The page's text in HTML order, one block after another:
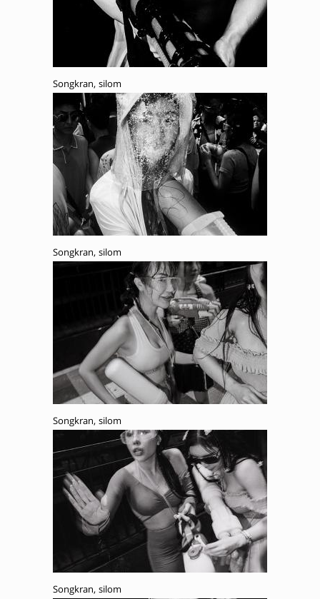
Songkran, silom
Songkran, silom
Songkran, silom
Songkran, silom